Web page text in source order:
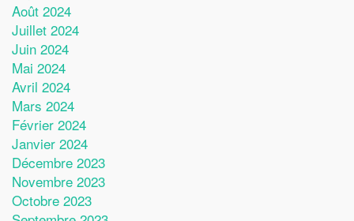
Août 2024
Juillet 2024
Juin 2024
Mai 2024
Avril 2024
Mars 2024
Février 2024
Janvier 2024
Décembre 2023
Novembre 2023
Octobre 2023